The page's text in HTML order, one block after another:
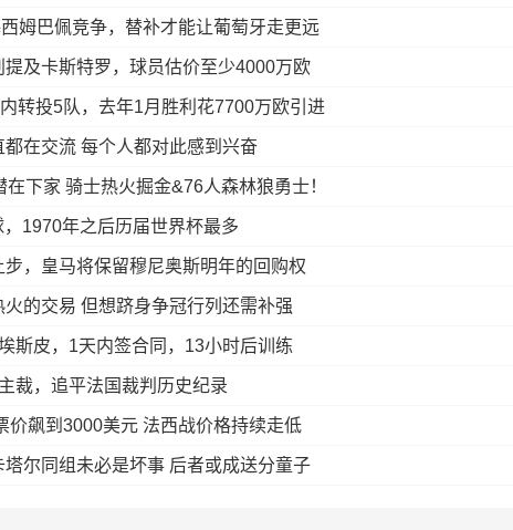
姆巴佩竞争，替补才能让葡萄牙走更远
及卡斯特罗，球员估价至少4000万欧
转投5队，去年1月胜利花7700万欧引进
在交流 每个人都对此感到兴奋
下家 骑士热火掘金&76人森林狼勇士！
1970年之后历届世界杯最多
，皇马将保留穆尼奥斯明年的回购权
的交易 但想跻身争冠行列还需补强
斯皮，1天内签合同，13小时后训练
裁，追平法国裁判历史纪录
价飙到3000美元 法西战价格持续走低
尔同组未必是坏事 后者或成送分童子